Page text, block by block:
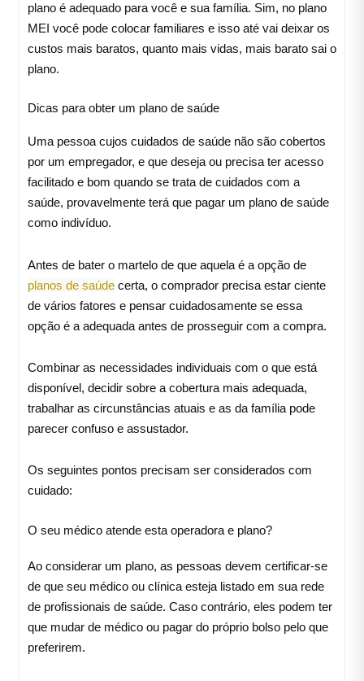
plano é adequado para você e sua família. Sim, no plano
MEI você pode colocar familiares e isso até vai deixar os
custos mais baratos, quanto mais vidas, mais barato sai o
plano.
Dicas para obter um plano de saúde
Uma pessoa cujos cuidados de saúde não são cobertos
por um empregador, e que deseja ou precisa ter acesso
facilitado e bom quando se trata de cuidados com a
saúde, provavelmente terá que pagar um plano de saúde
como indivíduo.
Antes de bater o martelo de que aquela é a opção de
planos de saúdecerta, o comprador precisa estar ciente
de vários fatores e pensar cuidadosamente se essa
opção é a adequada antes de prosseguir com a compra.
Combinar as necessidades individuais com o que está
disponível, decidir sobre a cobertura mais adequada,
trabalhar as circunstâncias atuais e as da família pode
parecer confuso e assustador.
Os seguintes pontos precisam ser considerados com
cuidado:
O seu médico atende esta operadora e plano?
Ao considerar um plano, as pessoas devem certificar-se
de que seu médico ou clínica esteja listado em sua rede
de profissionais de saúde. Caso contrário, eles podem ter
que mudar de médico ou pagar do próprio bolso pelo que
preferirem.